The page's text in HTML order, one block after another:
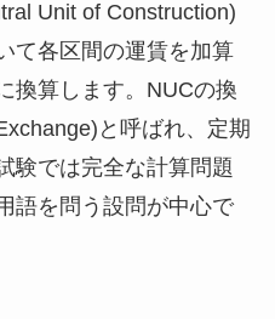
Unit of Construction)
て各区間の運賃を加算
換算します。NUCの換
と呼ばれ、定期
験では完全な計算問題
語を問う設問が中心で